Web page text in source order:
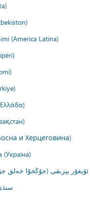
(America Latina)
и Херцеговина)
(Україна)
ئۇيغۇر يېزىقى (جۇڭخۇا خەلق